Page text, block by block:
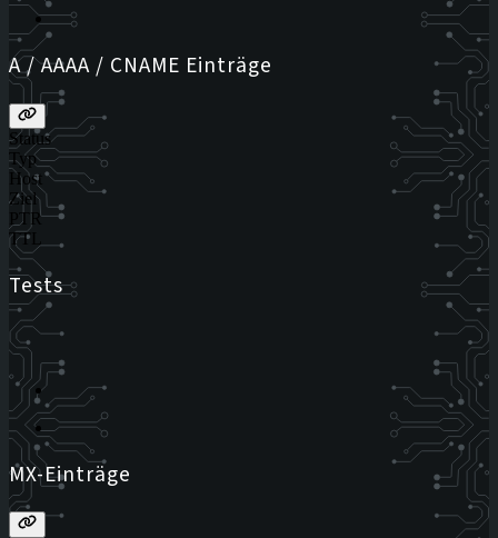
A / AAAA / CNAME Einträge
Status
Typ
Host
Ziel
PTR
TTL
Tests
MX-Einträge